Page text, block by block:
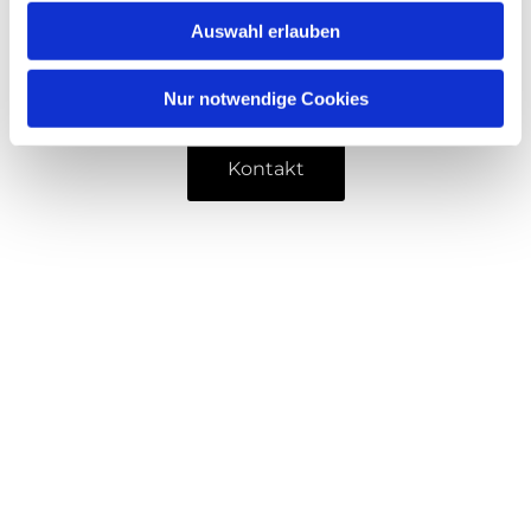
Auswahl erlauben
Nur notwendige Cookies
Kontakt